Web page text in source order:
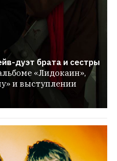
дуэт брата и сестры
«Лидокаин»,
и выступлении